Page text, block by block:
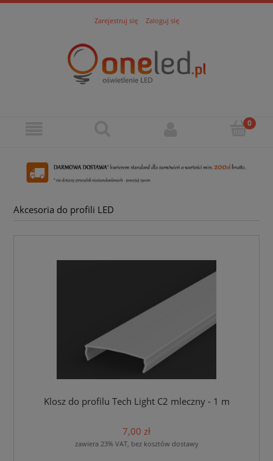
Zarejestruj się Zaloguj się
Akcesoria do profili LED
Klosz do profilu Tech Light C2 mleczny - 1 m
7,00 zł
zawiera 23% VAT, bez kosztów dostawy